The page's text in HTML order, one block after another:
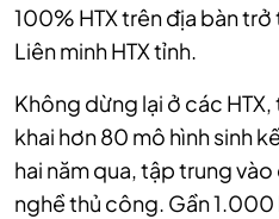
100% HTX trên địa bàn trở
Liên minh HTX tỉnh.
Không dừng lại ở các
khai hơn 80 mô hình sinh
hai năm qua, tập trung
nghề thủ công. Gần